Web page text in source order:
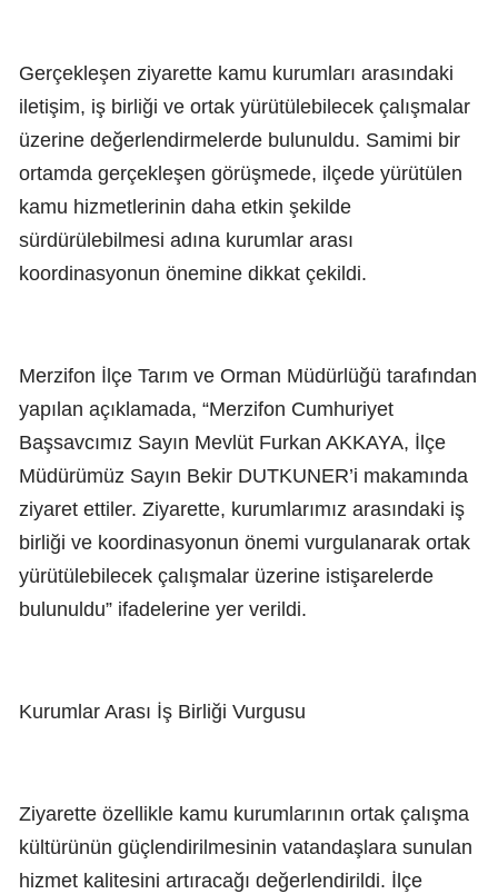
Gerçekleşen ziyarette kamu kurumları arasındaki
iletişim, iş birliği ve ortak yürütülebilecek çalışmalar
üzerine değerlendirmelerde bulunuldu. Samimi bir
ortamda gerçekleşen görüşmede, ilçede yürütülen
kamu hizmetlerinin daha etkin şekilde
sürdürülebilmesi adına kurumlar arası
koordinasyonun önemine dikkat çekildi.
Merzifon İlçe Tarım ve Orman Müdürlüğü tarafından
yapılan açıklamada, “Merzifon Cumhuriyet
Başsavcımız Sayın Mevlüt Furkan AKKAYA, İlçe
Müdürümüz Sayın Bekir DUTKUNER’i makamında
ziyaret ettiler. Ziyarette, kurumlarımız arasındaki iş
birliği ve koordinasyonun önemi vurgulanarak ortak
yürütülebilecek çalışmalar üzerine istişarelerde
bulunuldu” ifadelerine yer verildi.
Kurumlar Arası İş Birliği Vurgusu
Ziyarette özellikle kamu kurumlarının ortak çalışma
kültürünün güçlendirilmesinin vatandaşlara sunulan
hizmet kalitesini artıracağı değerlendirildi. İlçe